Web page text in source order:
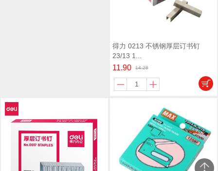
得力 0213 不锈钢厚层订书钉
23/13 1...
11.90 14.28